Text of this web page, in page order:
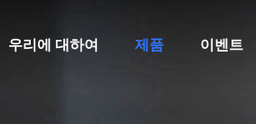
우리에 대하여 제품 이벤트